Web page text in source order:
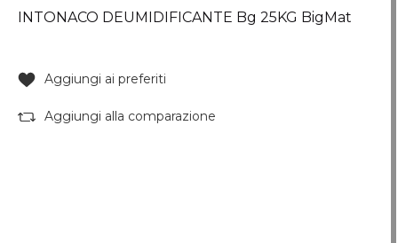
INTONACO DEUMIDIFICANTE Bg 25KG BigMat
Aggiungi ai preferiti
Aggiungi alla comparazione